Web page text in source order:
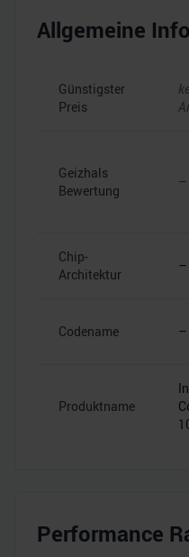
Allgemeine
Günstigster
Preis
Geizhals
Bewertung
–
Chip-
Architektur
–
Codename –
Produktname
Performance